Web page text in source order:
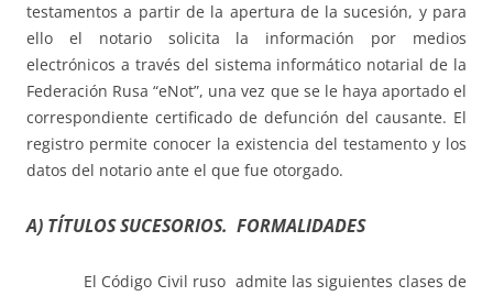
testamentos a partir de la apertura de la sucesión, y para
ello el notario solicita la información por medios
electrónicos a través del sistema informático notarial de la
Federación Rusa “eNot”, una vez que se le haya aportado el
correspondiente certificado de defunción del causante. El
registro permite conocer la existencia del testamento y los
datos del notario ante el que fue otorgado.
A) TÍTULOS SUCESORIOS. FORMALIDADES
El Código Civil ruso admite las siguientes clases de